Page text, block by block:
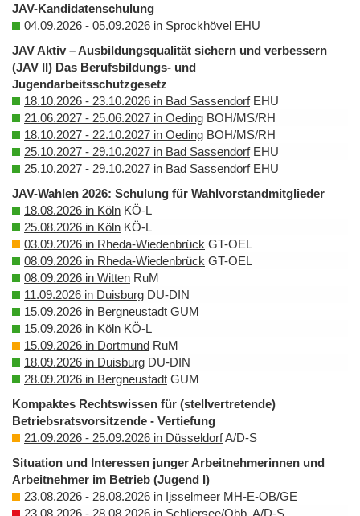
JAV-Kandidatenschulung
04.09.2026 - 05.09.2026 in Sprockhövel EHU
JAV Aktiv – Ausbildungsqualität sichern und verbessern
(JAV II) Das Berufsbildungs- und
Jugendarbeitsschutzgesetz
18.10.2026 - 23.10.2026 in Bad SassendorfEHU
21.06.2027 - 25.06.2027 in Oeding BOH/MS/RH
18.10.2027 - 22.10.2027 in Oeding BOH/MS/RH
25.10.2027 - 29.10.2027 in Bad SassendorfEHU
25.10.2027 - 29.10.2027 in Bad SassendorfEHU
JAV-Wahlen 2026: Schulung für Wahlvorstandmitglieder
18.08.2026 in Köln KÖ-L
25.08.2026 in Köln KÖ-L
03.09.2026 in Rheda-Wiedenbrück GT-OEL
08.09.2026 in Rheda-Wiedenbrück GT-OEL
08.09.2026 in Witten RuM
11.09.2026 in Duisburg DU-DIN
15.09.2026 in Bergneustadt GUM
15.09.2026 in Köln KÖ-L
15.09.2026 in Dortmund RuM
18.09.2026 in Duisburg DU-DIN
28.09.2026 in Bergneustadt GUM
Kompaktes Rechtswissen für (stellvertretende)
Betriebsratsvorsitzende - Vertiefung
21.09.2026 - 25.09.2026 in DüsseldorfA/D-S
Situation und Interessen junger Arbeitnehmerinnen und
Arbeitnehmer im Betrieb (Jugend I)
23.08.2026 - 28.08.2026 in Ijsselmeer MH-E-OB/GE